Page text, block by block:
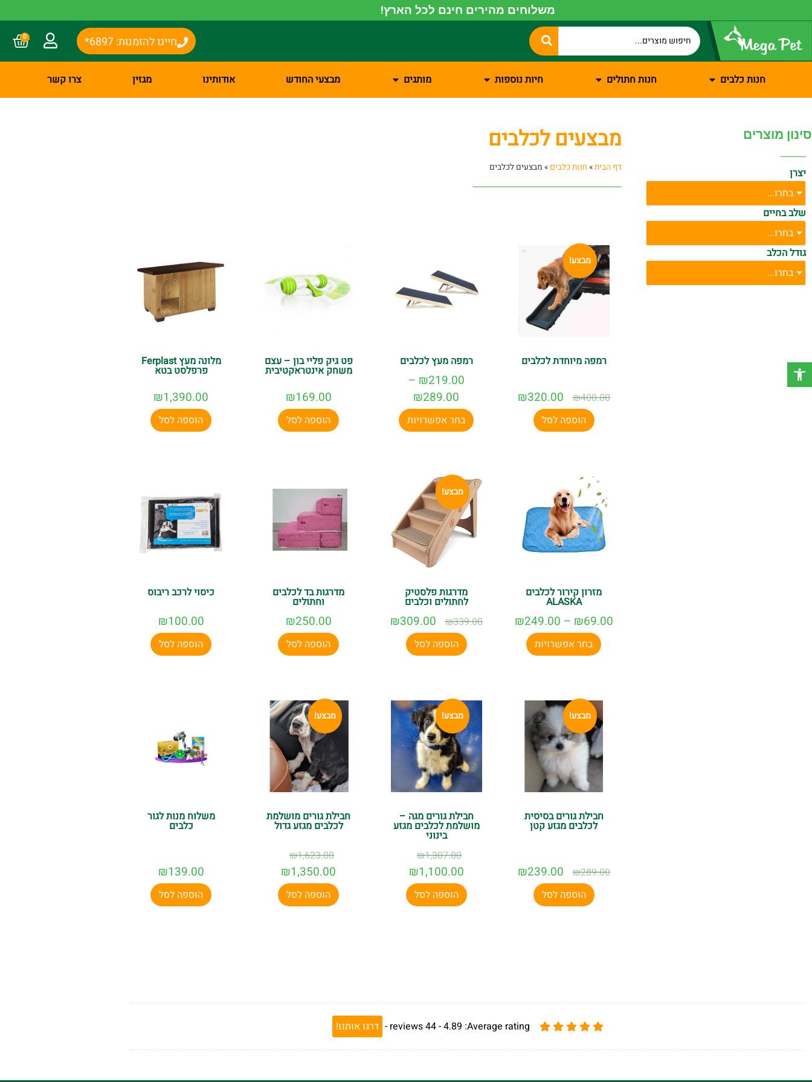
פתח סרגל נגישות
משלוחים מהירים חינם לכל הארץ!
חייגו להזמנות: 6897* 0
חנות כלבים חנות חתולים חיות נוספות מותגים מבצעי החודש אודותינו מגזין צרו קשר
סינון מוצרים
יצרן
בחרו...
שלב בחיים
בחרו...
גודל הכלב
בחרו...
מבצעים לכלבים
דף הבית»חנות כלבים » מבצעים לכלבים
מבצע!
רמפה מיוחדת לכלבים
₪400.00
₪320.00
הוספה לסל
רמפה מעץ לכלבים
₪219.00
–
₪289.00
בחר אפשרויות
פט גיק פליי בון – עצם
משחק אינטראקטיבית
₪169.00
הוספה לסל
מלונה מעץ Ferplast
פרפלסט בטא
₪1,390.00
הוספה לסל
מזרון קירור לכלבים
ALASKA
₪69.00
–
₪249.00
בחר אפשרויות
מבצע!
מדרגות פלסטיק
לחתולים וכלבים
₪339.00
₪309.00
הוספה לסל
מדרגות בד לכלבים
וחתולים
₪250.00
הוספה לסל
כיסוי לרכב ריבוס
₪100.00
הוספה לסל
מבצע!
חבילת גורים בסיסית
לכלבים מגזע קטן
₪289.00
₪239.00
הוספה לסל
מבצע!
חבילת גורים מגה –
מושלמת לכלבים מגזע
בינוני
₪1,307.00
₪1,100.00
הוספה לסל
מבצע!
חבילת גורים מושלמת
לכלבים מגזע גדול
₪1,623.00
₪1,350.00
הוספה לסל
משלוח מנות לגור
כלבים
₪139.00
הוספה לסל
Average rating:
4.89 -
44
reviews
- דרגו אותנו!